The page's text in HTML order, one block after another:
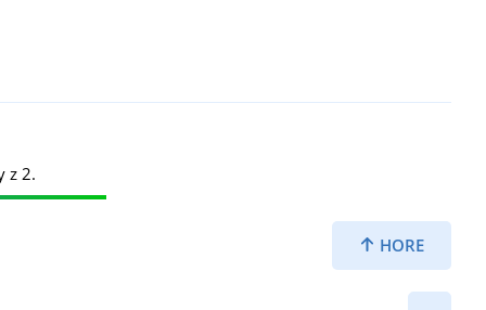
HORE
z 2.